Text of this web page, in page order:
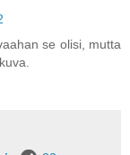
se olisi, mutta